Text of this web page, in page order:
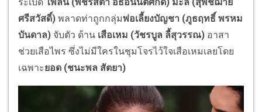
ศรีสวัสดิ์) พลาดท่าถูกกลุ่มพ่อเลี้ยงบัญชา (ภูธฤทธิ์ พรหม
บันดาล) จับตัว ด้าน เสือเหม (วัชรบูล ลี้สุวรรณ) อาสา
ช่วยเสือไพร ซึ่งไม่มีใครในชุมโจรไว้ใจเสือเหมเลยโดย
เฉพาะยอด (ชนะพล สัตยา)